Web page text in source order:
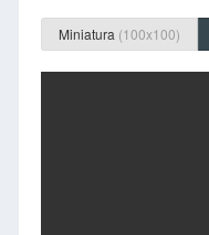
Miniatura (100x100)